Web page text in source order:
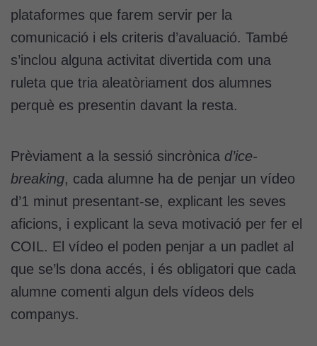
plataformes que farem servir per la
comunicació i els criteris d’avaluació. També
s’inclou alguna activitat divertida com una
ruleta que tria aleatòriament dos alumnes
perquè es presentin davant la resta.
Prèviament a la sessió sincrònica d’ice-
breaking, cada alumne ha de penjar un vídeo
d’1 minut presentant-se, explicant les seves
aficions, i explicant la seva motivació per fer el
COIL. El vídeo el poden penjar a un padlet al
que se’ls dona accés, i és obligatori que cada
alumne comenti algun dels vídeos dels
companys.